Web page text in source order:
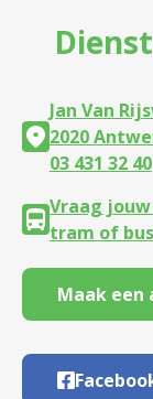
Jan Van
2020
03 431 32 40
Vraag
tram of bus
Maak een